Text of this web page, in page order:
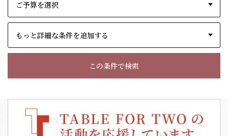
もっと詳細な条件を追加する
この条件で検索